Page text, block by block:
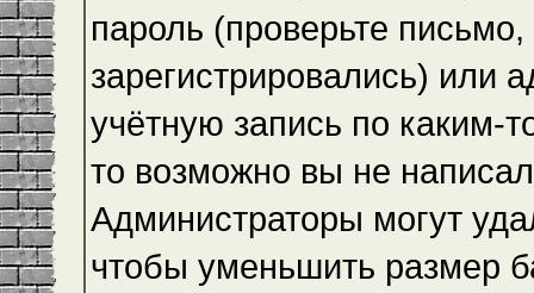
пароль (проверьте
зарегистрировались) или
учётную запись по каким-
то возможно вы не
Администраторы могут
чтобы уменьшить размер